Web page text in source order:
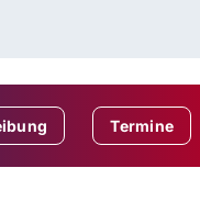
Termine